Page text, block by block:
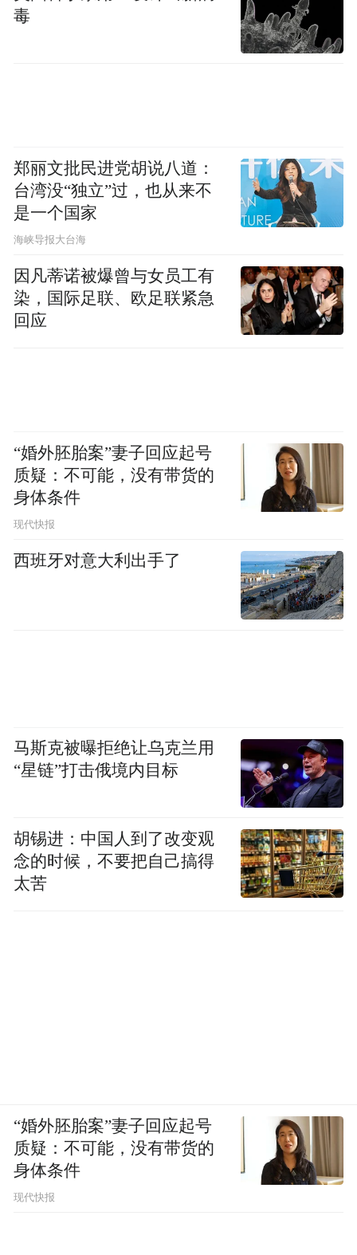
不忘初心，方得始终。国际教育学院积极融
育学院）
“特别声明：以上作品内容(包括在内的视频、图片或音
频)为凤凰网旗下自媒体平台“大风号”用户上传并发
布，本平台仅提供信息存储空间服务。
Notice: The content above (including the videos,
pictures and audios if any) is uploaded and posted
by the user of Dafeng Hao, which is a social media
platform and merely provides information storage
毒
郑丽文批民进党胡说八道：
台湾没“独立”过，也从来不
是一个国家
​海峡导报大台海
因凡蒂诺被爆曾与女员工有
染，国际足联、欧足联紧急
回应
“婚外胚胎案”妻子回应起号
质疑：不可能，没有带货的
身体条件
现代快报
西班牙对意大利出手了
马斯克被曝拒绝让乌克兰用
“星链”打击俄境内目标
胡锡进：中国人到了改变观
念的时候，不要把自己搞得
太苦
“婚外胚胎案”妻子回应起号
质疑：不可能，没有带货的
身体条件
现代快报